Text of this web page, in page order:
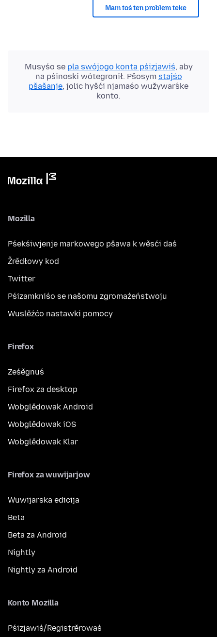
Mam toś ten problem teke
Musyśo se pla swójogo konta pśizjawiś, aby
na pśinoski wótegronił. Pšosym stajśo
pšašanje, jolic hyšći njamaśo wužywaŕske
konto.
Mozilla
Pśekśiwjenje markowego pšawa k wěsći daś
Žrědłowy kod
Twitter
Pśizamkniśo se našomu zgromaźeństwoju
Wuslěźćo nastawki pomocy
Firefox
Ześěgnuś
Firefox za desktop
Wobglědowak Android
Wobglědowak iOS
Wobglědowak Klar
Firefox za wuwijarjow
Wuwijarska edicija
Beta
Beta za Android
Nightly
Nightly za Android
Konto Mozilla
Pśizjawiś/Registrěrowaś